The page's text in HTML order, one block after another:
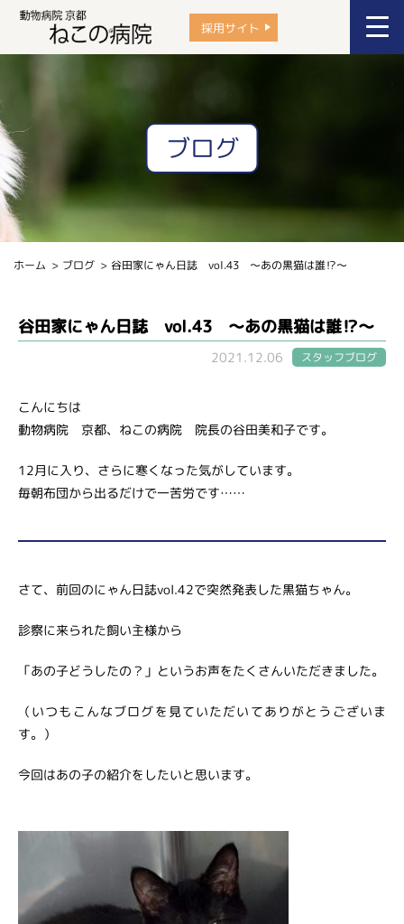
採用サイト
ブログ
ホーム ブログ 谷田家にゃん日誌 vol.43 ～あの黒猫は誰⁉～
谷田家にゃん日誌 vol.43 ～あの黒猫は誰⁉～
2021.12.06 スタッフブログ
こんにちは
動物病院 京都、ねこの病院 院長の谷田美和子です。
12月に入り、さらに寒くなった気がしています。
毎朝布団から出るだけで一苦労です……
さて、前回のにゃん日誌vol.42で突然発表した黒猫ちゃん。
診察に来られた飼い主様から
「あの子どうしたの？」というお声をたくさんいただきました。
（いつもこんなブログを見ていただいてありがとうございま
す。）
今回はあの子の紹介をしたいと思います。